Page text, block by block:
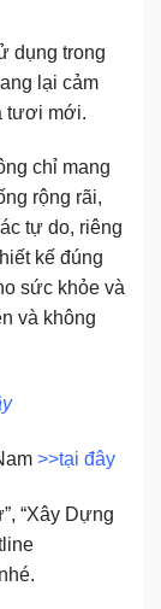
dụng trong
lại cảm
tươi mới.
chỉ mang
rộng rãi,
tự do, riêng
kế đúng
sức khỏe và
và không
>>tại đây
“Xây Dựng